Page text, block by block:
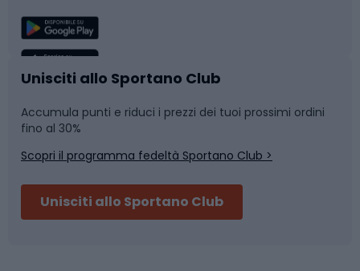
Sport di squadra
Caschi da ciclismo
Skitouring
Camminata nordica
Nuoto
Pattinaggio
Unisciti allo Sportano Club
Accumula punti e riduci i prezzi dei tuoi prossimi ordini
fino al 30%
Scopri il programma fedeltà Sportano Club >
Unisciti allo Sportano Club